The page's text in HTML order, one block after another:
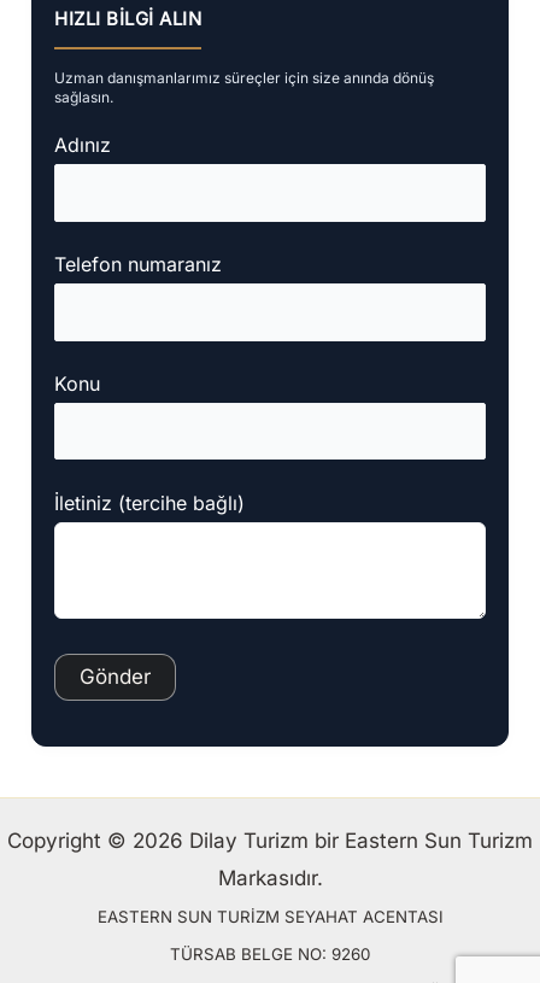
HIZLI BILGI ALIN
Uzman danışmanlarımız süreçler için size anında dönüş
sağlasın.
Adınız
Telefon numaranız
Konu
İletiniz (tercihe bağlı)
Copyright © 2026 Dilay Turizm bir Eastern Sun Turizm
Markasıdır.
EASTERN SUN TURİZM SEYAHAT ACENTASI
TÜRSAB BELGE NO: 9260